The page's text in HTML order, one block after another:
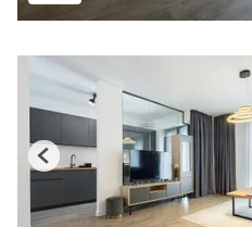
Previous